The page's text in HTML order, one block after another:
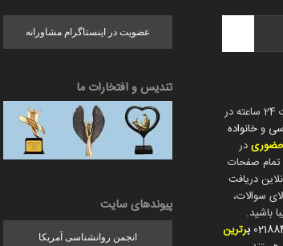
" به صورت 24 ساعته در
و خانواده
حضوریدر
صفحات
دریافت
سوالات،
باشید.
برترین
عضویت در اینستاگرام مشاورانه
تندیس و افتخارات ما
پیوندهای سایت
انجمن روانشناسی آمریکا